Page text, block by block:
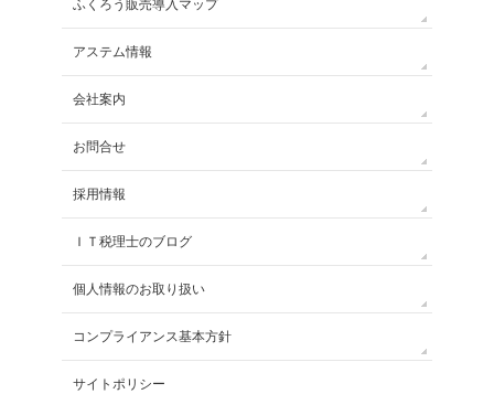
ふくろう販売導入マップ
アステム情報
会社案内
お問合せ
採用情報
ＩＴ税理士のブログ
個人情報のお取り扱い
コンプライアンス基本方針
サイトポリシー